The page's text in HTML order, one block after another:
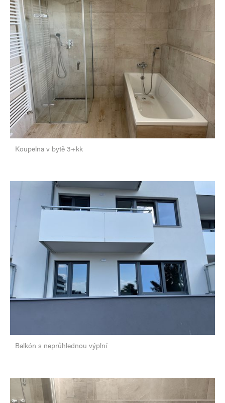
Koupelna v bytě 3+kk
Balkón s neprůhlednou výplní